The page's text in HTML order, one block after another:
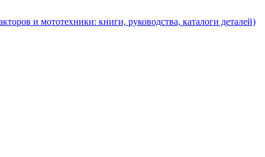
и мототехники: книги, руководства, каталоги деталей)